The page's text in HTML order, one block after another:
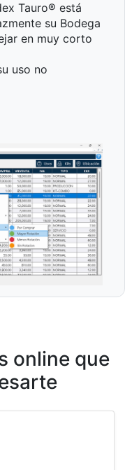
Tauro® está
su Bodega
en muy corto
uso no
online que